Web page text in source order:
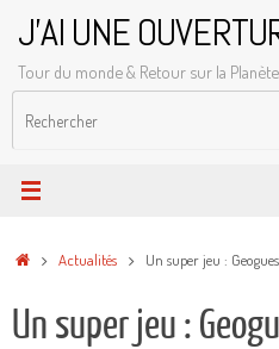
contenu
J'AI UNE
Tour du monde & Retour sur la Planète
AccueilActualités Un super jeu :
Un super jeu :